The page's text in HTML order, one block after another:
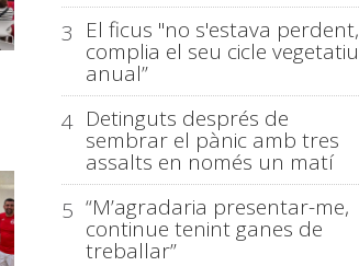
3 El ficus "no s'estava perdent,
complia el seu cicle vegetatiu
anual”
4 Detinguts després de
sembrar el pànic amb tres
assalts en només un matí
5 “M’agradaria presentar-me,
continue tenint ganes de
treballar”